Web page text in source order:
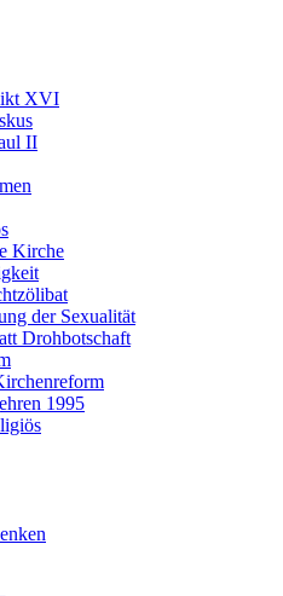
XVI
II
Kirche
der Sexualität
Drohbotschaft
1995